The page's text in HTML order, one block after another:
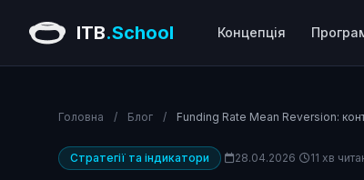
ITB.School Концепція
Головна / Блог / Funding Rate Mean Reversion:
Стратегії та індикатори 28.04.2026 11 хв